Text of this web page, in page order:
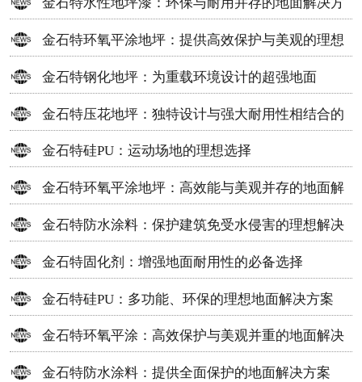
金石特水性地坪漆：环保与耐用并存的地面解决方
案
金石特环氧平涂地坪：提供高效保护与美观的理想
选择
金石特钢化地坪：为重载环境设计的超强地面
金石特压花地坪：独特设计与强大耐用性相结合的
地面材料
金石特硅PU：运动场地的理想选择
金石特环氧平涂地坪：高效能与美观并存的地面解
决方案
金石特防水涂料：保护建筑免受水侵害的理想解决
方案
金石特固化剂：增强地面耐用性的必备选择
金石特硅PU：多功能、环保的理想地面解决方案
金石特环氧平涂：高效保护与美观并重的地面解决
方案
金石特防水涂料：提供全面保护的地面解决方案